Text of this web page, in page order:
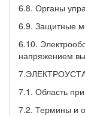
6.8. Органы
6.9. Защитные
6.10.
напряжением
7.1. Область
7.2. Термины и